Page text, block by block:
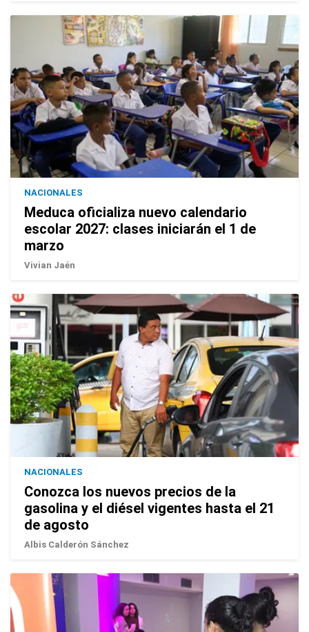
NACIONALES
Meduca oficializa nuevo calendario
escolar 2027: clases iniciarán el 1 de
marzo
Vivian Jaén
NACIONALES
Conozca los nuevos precios de la
gasolina y el diésel vigentes hasta el 21
de agosto
Albis Calderón Sánchez